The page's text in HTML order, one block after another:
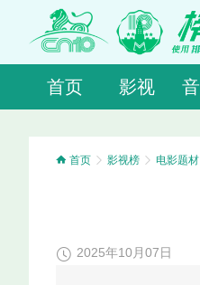
首页 影视
首页 影视榜 电影题材
2025年10月07日